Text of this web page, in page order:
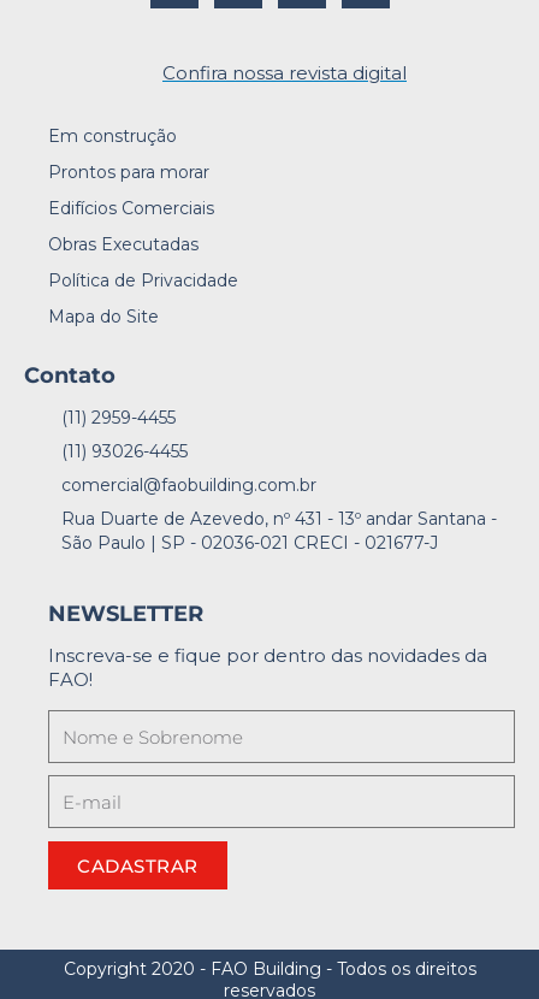
Confira nossa revista digital
Em construção
Prontos para morar
Edifícios Comerciais
Obras Executadas
Política de Privacidade
Mapa do Site
Contato
(11) 2959-4455
(11) 93026-4455
comercial@faobuilding.com.br
Rua Duarte de Azevedo, nº 431 - 13º andar Santana -
São Paulo | SP - 02036-021 CRECI - 021677-J
NEWSLETTER
Inscreva-se e fique por dentro das novidades da
FAO!
CADASTRAR
Copyright 2020 - FAO Building - Todos os direitos
reservados